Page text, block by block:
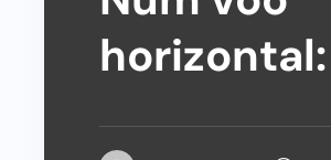
horizontal: